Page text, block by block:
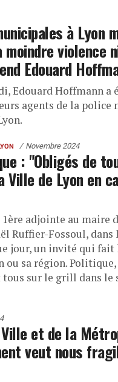
à Lyon
violence
Edouard
Edouard Hoffmann
agents de la police
Novembre 2024
: "Obligés de
Ville de Lyon en
1ère adjointe au maire
Ruffier-Fossoul, dans
jour, un invité qui
ou sa région.
tous sur le grill dans le
et de la
veut nous